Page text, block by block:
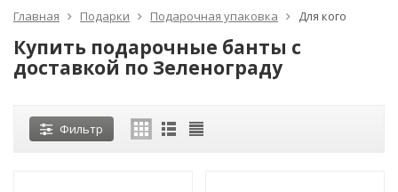
Главная Подарки Подарочная упаковка Для кого
Купить подарочные банты с
доставкой по Зеленограду
Фильтр